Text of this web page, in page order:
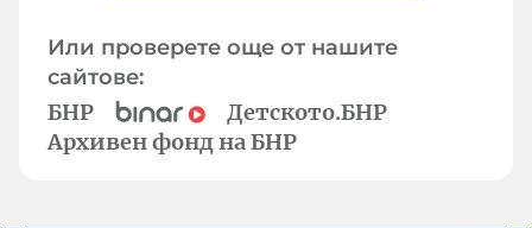
Или проверете още от нашите
сайтове:
БНР
Детското.БНР
Архивен фонд на БНР